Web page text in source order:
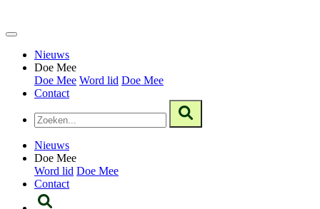
Nieuws
Doe Mee
Doe Mee Word lid Doe Mee
Contact
Nieuws
Doe Mee
Word lid Doe Mee
Contact